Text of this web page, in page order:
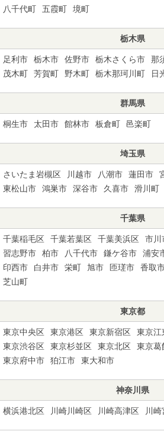
八千代町
五霞町 境町
栃木県
足利市 栃木市 佐野市 栃木さくら市 那
茂木町
芳賀町 野木町 栃木那珂川町 日
群馬県
桐生市 太田市 館林市 板倉町 邑楽町
埼玉県
さいたま岩槻区 川越市 八潮市 蓮田市
東松山市
鴻巣市 深谷市 久喜市 滑川町
千葉県
千葉稲毛区 千葉若葉区 千葉美浜区 市川
習志野市
柏市 八千代市 鎌ケ谷市 浦安
印西市
白井市 栄町 旭市 匝瑳市 香取
芝山町
東京都
東京中央区 東京港区 東京新宿区 東京江
東京渋谷区
東京杉並区 東京北区 東京葛
東京府中市
狛江市 東大和市
神奈川県
横浜港北区 川崎川崎区 川崎高津区 川